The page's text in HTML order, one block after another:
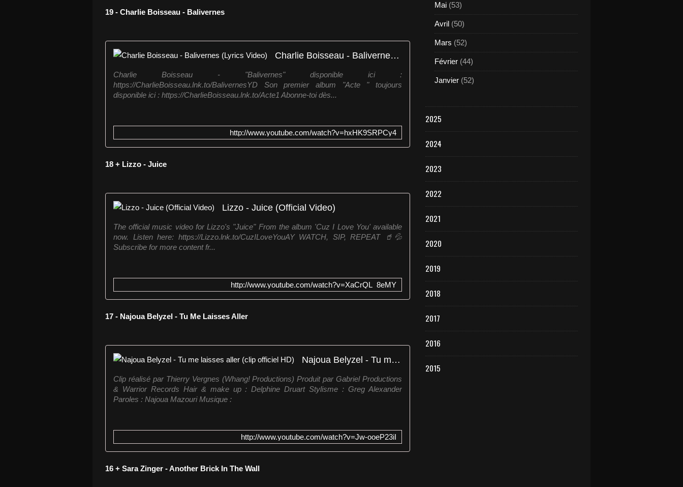
19 - Charlie Boisseau - Balivernes
Charlie Boisseau - Balivernes (Lyrics Video)
Charlie Boisseau - "Balivernes" disponible ici :
https://CharlieBoisseau.lnk.to/BalivernesYD Son premier album "Acte " toujours
disponible ici : https://CharlieBoisseau.lnk.to/Acte1 Abonne-toi dès...
http://www.youtube.com/watch?v=hxHK9SRPCy4
18 + Lizzo - Juice
Lizzo - Juice (Official Video)
The official music video for Lizzo's "Juice" From the album 'Cuz I Love You' available
now. Listen here: https://Lizzo.lnk.to/CuzILoveYouAY WATCH, SIP, REPEAT 🥤💦
Subscribe for more content fr...
http://www.youtube.com/watch?v=XaCrQL_8eMY
17 - Najoua Belyzel - Tu Me Laisses Aller
Najoua Belyzel - Tu me laisses aller (clip officiel HD)
Clip réalisé par Thierry Vergnes (Whang! Productions) Produit par Gabriel Productions
& Warrior Records Hair & make up : Delphine Druart Stylisme : Greg Alexander
Paroles : Najoua Mazouri Musique :
http://www.youtube.com/watch?v=Jw-ooeP23iI
16 + Sara Zinger - Another Brick In The Wall
Mai (53)
Avril (50)
Mars (52)
Février (44)
Janvier (52)
2025
2024
2023
2022
2021
2020
2019
2018
2017
2016
2015